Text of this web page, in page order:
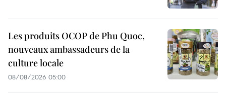
Les produits OCOP de Phu Quoc,
nouveaux ambassadeurs de la
culture locale
08/08/2026 05:00